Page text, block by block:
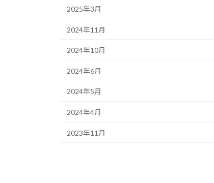
2025年3月
2024年11月
2024年10月
2024年6月
2024年5月
2024年4月
2023年11月